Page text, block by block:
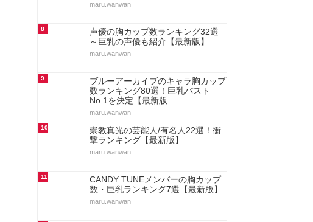
maru.wanwan
8
声優の胸カップ数ランキング32選
～巨乳の声優も紹介【最新版】
maru.wanwan
9
ブルーアーカイブのキャラ胸カップ
数ランキング80選！巨乳バスト
No.1を決定【最新版…
maru.wanwan
10
崇教真光の芸能人/有名人22選！衝
撃ランキング【最新版】
maru.wanwan
11
CANDY TUNEメンバーの胸カップ
数・巨乳ランキング7選【最新版】
maru.wanwan